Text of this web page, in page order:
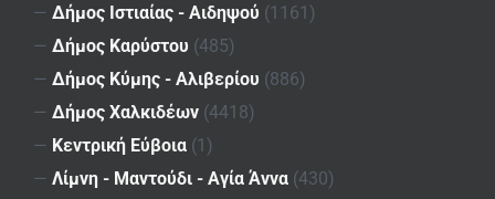
— Δήμος Ιστιαίας - Αιδηψού (1161)
— Δήμος Καρύστου (485)
— Δήμος Κύμης - Αλιβερίου (886)
— Δήμος Χαλκιδέων (4418)
— Κεντρική Εύβοια (1)
— Λίμνη - Μαντούδι - Αγία Άννα (430)